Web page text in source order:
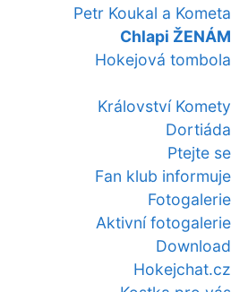
Petr Koukal a Kometa
Chlapi ŽENÁM
Hokejová tombola
Království Komety
Dortiáda
Ptejte se
Fan klub informuje
Fotogalerie
Aktivní fotogalerie
Download
Hokejchat.cz